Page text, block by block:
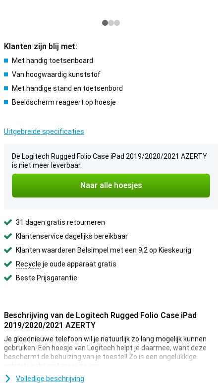
Klanten zijn blij met:
Met handig toetsenboard
Van hoogwaardig kunststof
Met handige stand en toetsenbord
Beeldscherm reageert op hoesje
Uitgebreide specificaties
De Logitech Rugged Folio Case iPad 2019/2020/2021 AZERTY
is niet meer leverbaar.
Naar alle hoesjes
31 dagen gratis retourneren
Klantenservice dagelijks bereikbaar
Klanten waarderen Belsimpel met een 9,2 op Kieskeurig
Recycle je oude apparaat gratis
Beste Prijsgarantie
Beschrijving van de Logitech Rugged Folio Case iPad
2019/2020/2021 AZERTY
Je gloednieuwe telefoon wil je natuurlijk zo lang mogelijk kunnen
gebruiken. Een hoesje van Logitech helpt je daarmee, want deze
beschermt de behuizing van je toestel! Zo is een ongelukkige
valpartij echt niet meer zo erg.
Iedereen laat zijn telefoon wel een keer vallen, hartstikke onhandig
Volledige beschrijving